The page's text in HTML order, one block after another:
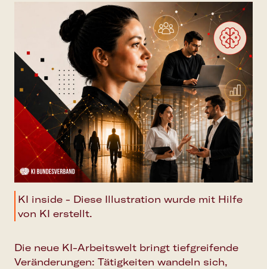
KI inside - Diese Illustration wurde mit Hilfe
von KI erstellt.
Die neue KI-Arbeitswelt bringt tiefgreifende
Veränderungen: Tätigkeiten wandeln sich,